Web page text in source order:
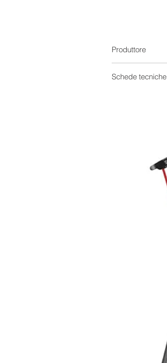
Produttore
Schede tecniche